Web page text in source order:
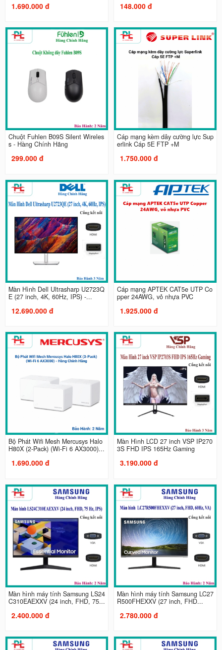
1.690.000 đ 148.000 đ
Chuột Fuhlen B09S Silent Wireles
s - Hàng Chính Hãng
299.000 đ
Cáp mạng kèm dây cường lực Sup
erlink Cáp 5E FTP +M
1.750.000 đ
Màn Hình Dell Ultrasharp U2723Q
E (27 inch, 4K, 60Hz, IPS) -...
12.690.000 đ
Cáp mạng APTEK CAT5e UTP Co
pper 24AWG, vỏ nhựa PVC
1.925.000 đ
Bộ Phát Wifi Mesh Mercusys Halo
H80X (2-Pack) (Wi‑Fi 6 AX3000)...
1.690.000 đ
Màn Hình LCD 27 inch VSP IP270
3S FHD IPS 165Hz Gaming
3.190.000 đ
Màn hình máy tính Samsung LS24
C310EAEXXV (24 inch, FHD, 75...
2.400.000 đ
Màn hình máy tính Samsung LC27
R500FHEXXV (27 inch, FHD...
2.780.000 đ